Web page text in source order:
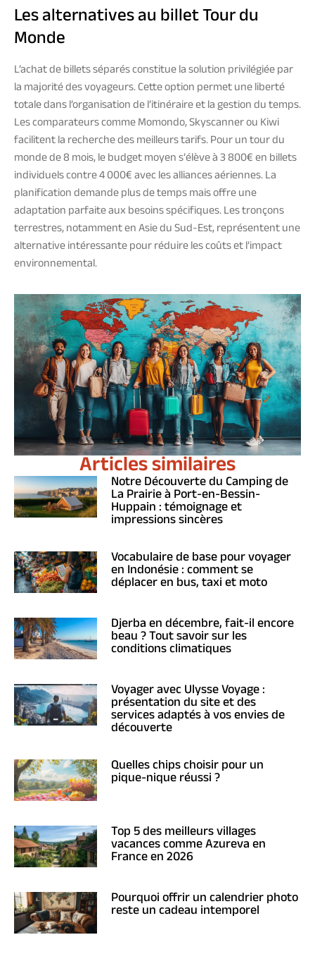
Les alternatives au billet Tour du
Monde
L’achat de billets séparés constitue la solution privilégiée par
la majorité des voyageurs. Cette option permet une liberté
totale dans l’organisation de l’itinéraire et la gestion du temps.
Les comparateurs comme Momondo, Skyscanner ou Kiwi
facilitent la recherche des meilleurs tarifs. Pour un tour du
monde de 8 mois, le budget moyen s’élève à 3 800€ en billets
individuels contre 4 000€ avec les alliances aériennes. La
planification demande plus de temps mais offre une
adaptation parfaite aux besoins spécifiques. Les tronçons
terrestres, notamment en Asie du Sud-Est, représentent une
alternative intéressante pour réduire les coûts et l’impact
environnemental.
Articles similaires
Notre Découverte du Camping de
La Prairie à Port-en-Bessin-
Huppain : témoignage et
impressions sincères
Vocabulaire de base pour voyager
en Indonésie : comment se
déplacer en bus, taxi et moto
Djerba en décembre, fait-il encore
beau ? Tout savoir sur les
conditions climatiques
Voyager avec Ulysse Voyage :
présentation du site et des
services adaptés à vos envies de
découverte
Quelles chips choisir pour un
pique-nique réussi ?
Top 5 des meilleurs villages
vacances comme Azureva en
France en 2026
Pourquoi offrir un calendrier photo
reste un cadeau intemporel